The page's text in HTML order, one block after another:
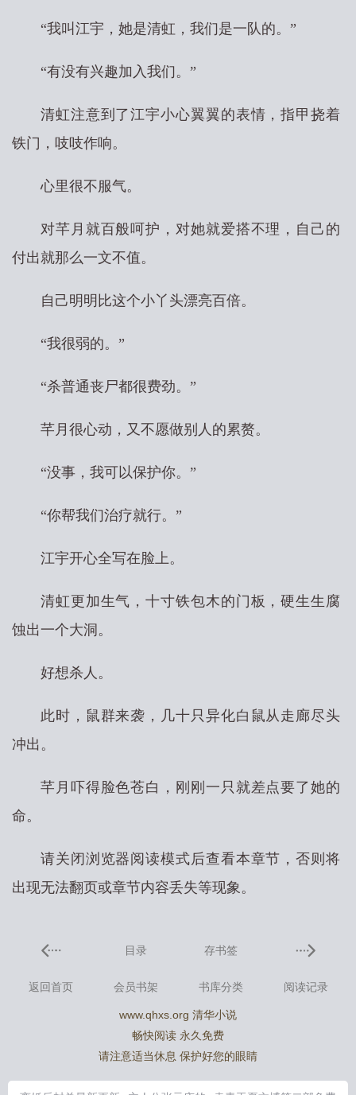
“我叫江宇，她是清虹，我们是一队的。”
“有没有兴趣加入我们。”
清虹注意到了江宇小心翼翼的表情，指甲挠着
铁门，吱吱作响。
心里很不服气。
对芊月就百般呵护，对她就爱搭不理，自己的
付出就那么一文不值。
自己明明比这个小丫头漂亮百倍。
“我很弱的。”
“杀普通丧尸都很费劲。”
芊月很心动，又不愿做别人的累赘。
“没事，我可以保护你。”
“你帮我们治疗就行。”
江宇开心全写在脸上。
清虹更加生气，十寸铁包木的门板，硬生生腐
蚀出一个大洞。
好想杀人。
此时，鼠群来袭，几十只异化白鼠从走廊尽头
冲出。
芊月吓得脸色苍白，刚刚一只就差点要了她的
命。
请关闭浏览器阅读模式后查看本章节，否则将
出现无法翻页或章节内容丢失等现象。
目录 存书签
返回首页 会员书架 书库分类 阅读记录
www.qhxs.org 清华小说
畅快阅读 永久免费
请注意适当休息 保护好您的眼睛